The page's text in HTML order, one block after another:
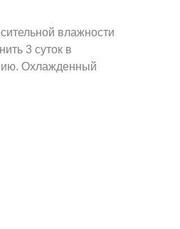
влажности
3 суток в
Охлажденный